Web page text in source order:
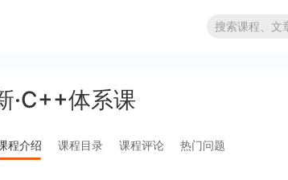
·C++体系课
程介绍 课程目录 课程评论 热门问题